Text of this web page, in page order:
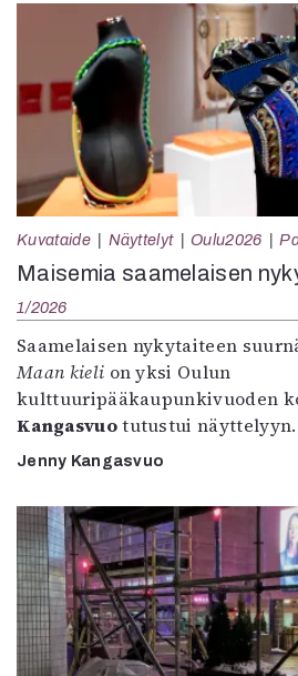
Kuvataide Näyttelyt Oulu2026
Maisemia saamelaisen
1/2026
Saamelaisen nykytaiteen
Maan kieli on yksi Oulun
kulttuuripääkaupunkivuoden
Kangasvuotutustui näyttelyyn.
Jenny Kangasvuo